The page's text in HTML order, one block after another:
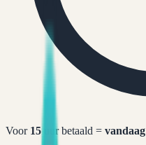
Voor 15 uur betaald = vandaag